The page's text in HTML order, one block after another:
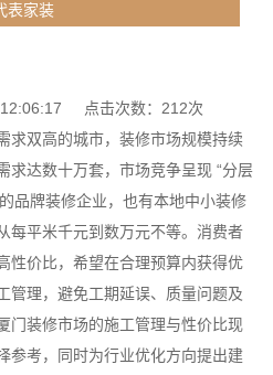
表家装
12:06:17 点击次数：212次
求双高的城市，装修市场规模持续
求达数十万套，市场竞争呈现 “分层
品牌装修企业，也有本地中小装修
每平米千元到数万元不等。消费者
性价比，希望在合理预算内获得优
管理，避免工期延误、质量问题及
门装修市场的施工管理与性价比现
参考，同时为行业优化方向提出建